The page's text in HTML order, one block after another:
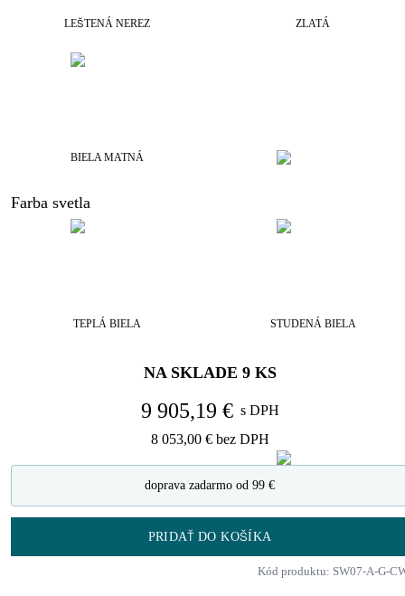
LEŠTENÁ NEREZ ZLATÁ
BIELA MATNÁ
Farba svetla
TEPLÁ BIELA STUDENÁ BIELA
NA SKLADE 9 KS
9 905,19 € s DPH
8 053,00 € bez DPH
doprava zadarmo od 99 €
PRIDAŤ DO KOŠÍKA
Kód produktu: SW07-A-G-